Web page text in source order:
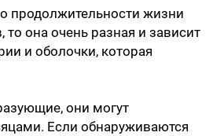
продолжительности жизни
она очень разная и зависит
и оболочки, которая
они могут
Если обнаруживаются